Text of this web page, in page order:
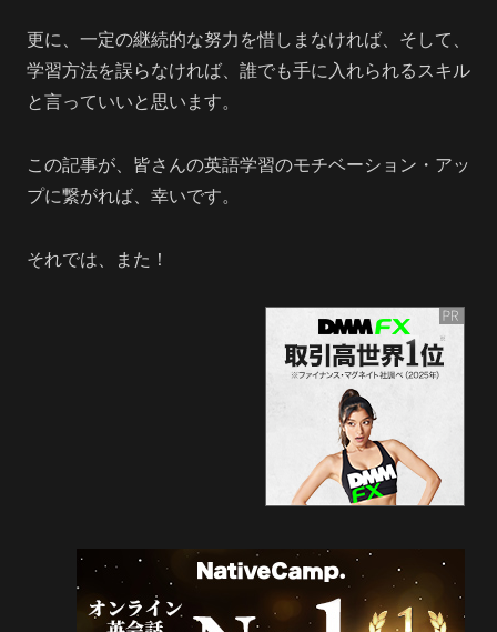
更に、一定の継続的な努力を惜しまなければ、そして、
学習方法を誤らなければ、誰でも手に入れられるスキル
と言っていいと思います。
この記事が、皆さんの英語学習のモチベーション・アッ
プに繋がれば、幸いです。
それでは、また！